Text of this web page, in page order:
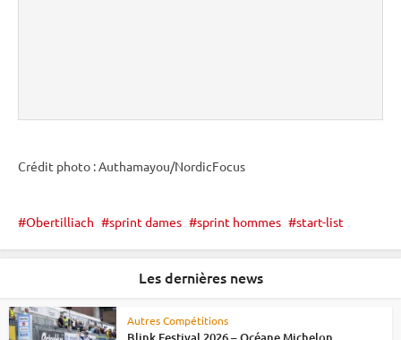
Crédit photo : Authamayou/NordicFocus
Obertilliach sprint dames sprint hommes start-list
Les dernières news
Autres Compétitions